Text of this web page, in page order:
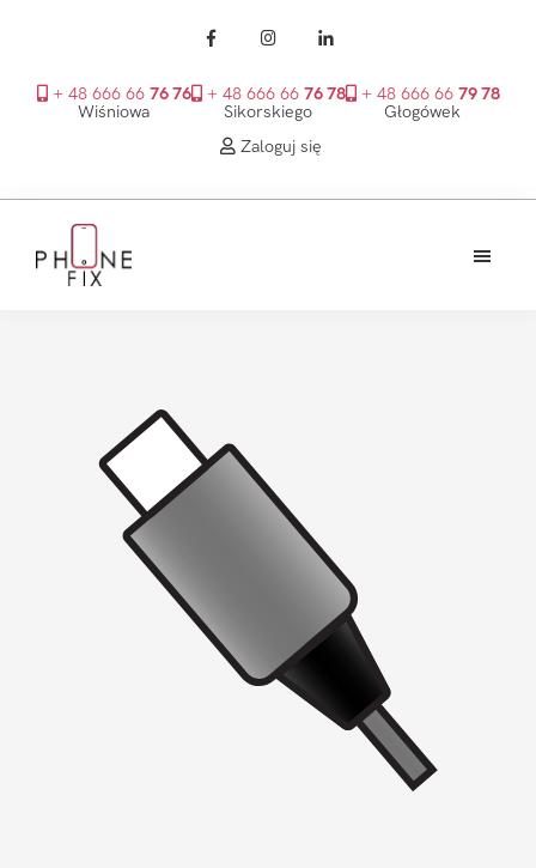
+ 48 666 66 76 76
Wiśniowa
+ 48 666 66 76 78
Sikorskiego
+ 48 666 66 79 78
Głogówek
Zaloguj się
głównego